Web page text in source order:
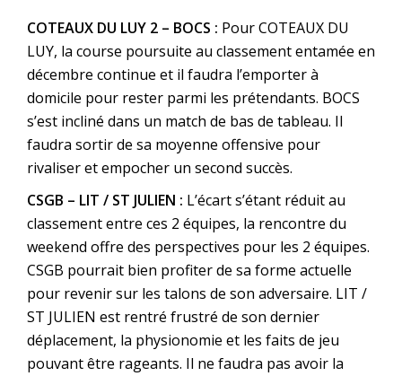
COTEAUX DU LUY 2 – BOCS : Pour COTEAUX DU
LUY, la course poursuite au classement entamée en
décembre continue et il faudra l’emporter à
domicile pour rester parmi les prétendants. BOCS
s’est incliné dans un match de bas de tableau. Il
faudra sortir de sa moyenne offensive pour
rivaliser et empocher un second succès.
CSGB – LIT / ST JULIEN : L’écart s’étant réduit au
classement entre ces 2 équipes, la rencontre du
weekend offre des perspectives pour les 2 équipes.
CSGB pourrait bien profiter de sa forme actuelle
pour revenir sur les talons de son adversaire. LIT /
ST JULIEN est rentré frustré de son dernier
déplacement, la physionomie et les faits de jeu
pouvant être rageants. Il ne faudra pas avoir la